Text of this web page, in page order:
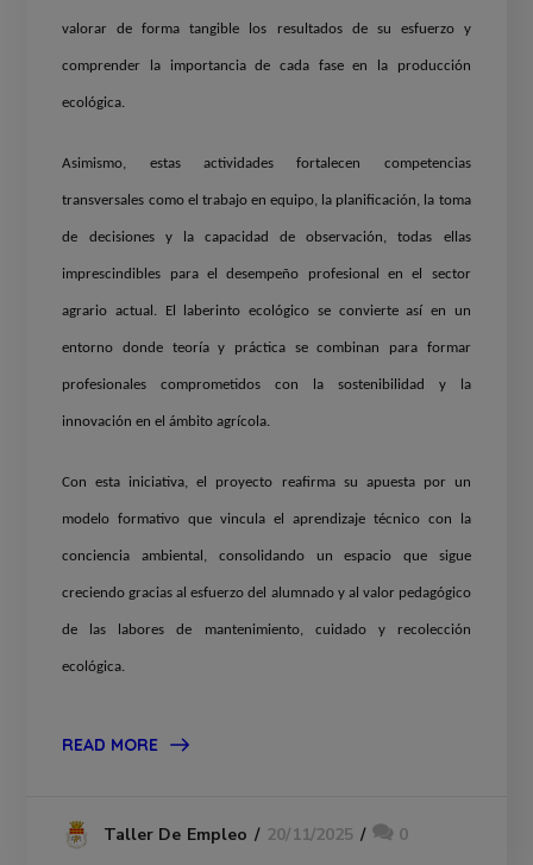
valorar de forma tangible los resultados de su esfuerzo y
comprender la importancia de cada fase en la producción
ecológica.
Asimismo, estas actividades fortalecen competencias
transversales como el trabajo en equipo, la planificación, la toma
de decisiones y la capacidad de observación, todas ellas
imprescindibles para el desempeño profesional en el sector
agrario actual. El laberinto ecológico se convierte así en un
entorno donde teoría y práctica se combinan para formar
profesionales comprometidos con la sostenibilidad y la
innovación en el ámbito agrícola.
Con esta iniciativa, el proyecto reafirma su apuesta por un
modelo formativo que vincula el aprendizaje técnico con la
conciencia ambiental, consolidando un espacio que sigue
creciendo gracias al esfuerzo del alumnado y al valor pedagógico
de las labores de mantenimiento, cuidado y recolección
ecológica.
READ MORE
Taller De Empleo 20/11/2025 0